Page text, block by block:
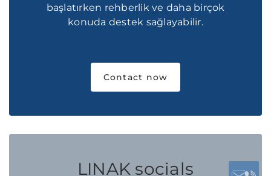
başlatırken rehberlik ve daha birçok
konuda destek sağlayabilir.
Contact now
LINAK socials